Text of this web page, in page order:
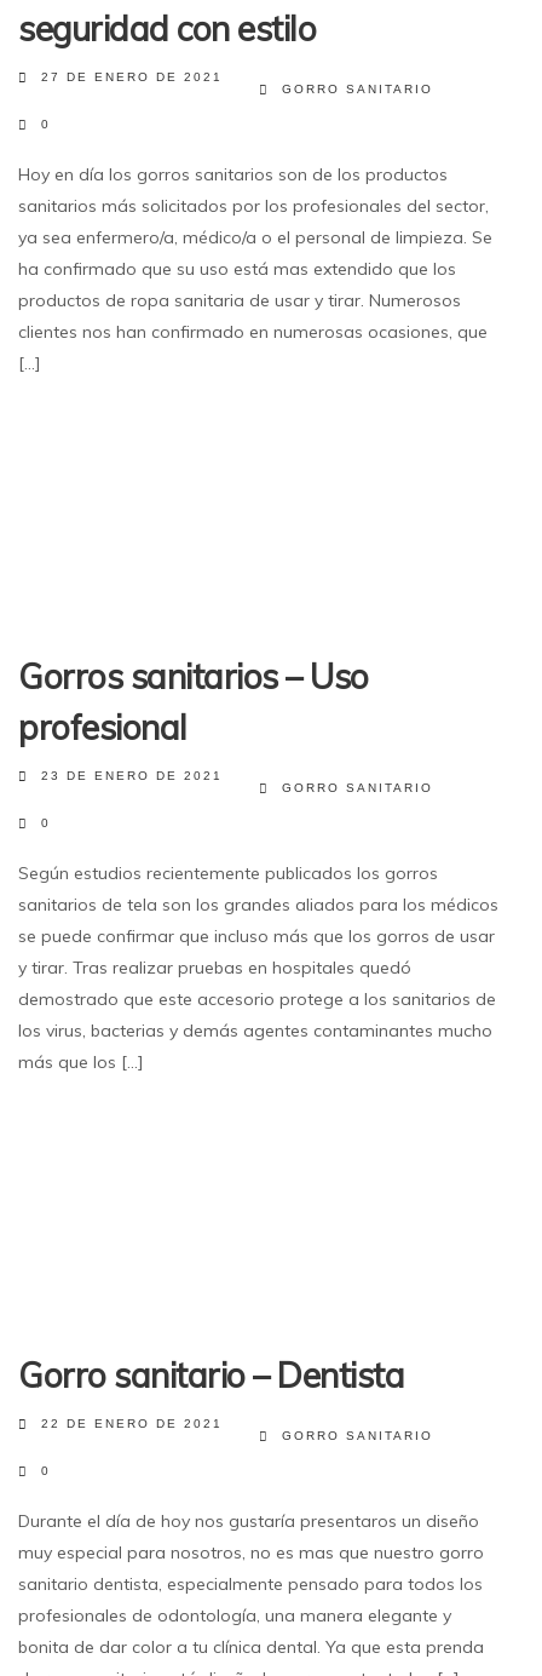
seguridad con estilo
27 DE ENERO DE 2021
GORRO SANITARIO
0
Hoy en día los gorros sanitarios son de los productos
sanitarios más solicitados por los profesionales del sector,
ya sea enfermero/a, médico/a o el personal de limpieza. Se
ha confirmado que su uso está mas extendido que los
productos de ropa sanitaria de usar y tirar. Numerosos
clientes nos han confirmado en numerosas ocasiones, que
[...]
Gorros sanitarios – Uso
profesional
23 DE ENERO DE 2021
GORRO SANITARIO
0
Según estudios recientemente publicados los gorros
sanitarios de tela son los grandes aliados para los médicos
se puede confirmar que incluso más que los gorros de usar
y tirar. Tras realizar pruebas en hospitales quedó
demostrado que este accesorio protege a los sanitarios de
los virus, bacterias y demás agentes contaminantes mucho
más que los [...]
Gorro sanitario – Dentista
22 DE ENERO DE 2021
GORRO SANITARIO
0
Durante el día de hoy nos gustaría presentaros un diseño
muy especial para nosotros, no es mas que nuestro gorro
sanitario dentista, especialmente pensado para todos los
profesionales de odontología, una manera elegante y
bonita de dar color a tu clínica dental. Ya que esta prenda